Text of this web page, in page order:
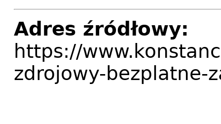
Adres źródłowy:
https://
zdrojowy-bezplatne-